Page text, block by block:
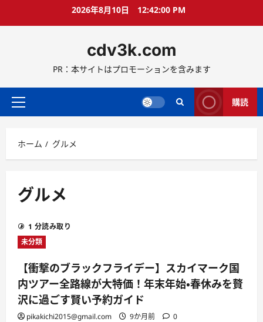
ス
ッ
2026年8月10日 12:42:02 PM
cdv3k.com
PR：本サイトはプロモーションを含みます
メ
メ
ニ
ー
購読
ホーム グルメ
グルメ
1 分読み取り
未分類
【衝撃のブラックフライデー】スカイマーク国
内ツアー全路線が大特価！年末年始・春休みを贅
沢に過ごす賢い予約ガイド
pikakichi2015@gmail.com 9か月前 0